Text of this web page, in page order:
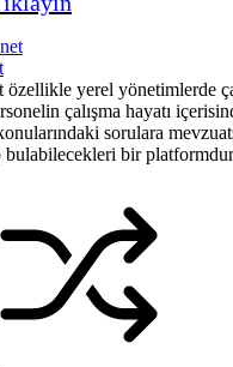
özellikle yerel yönetimlerde
çalışma hayatı
sorulara
bulabilecekleri bir